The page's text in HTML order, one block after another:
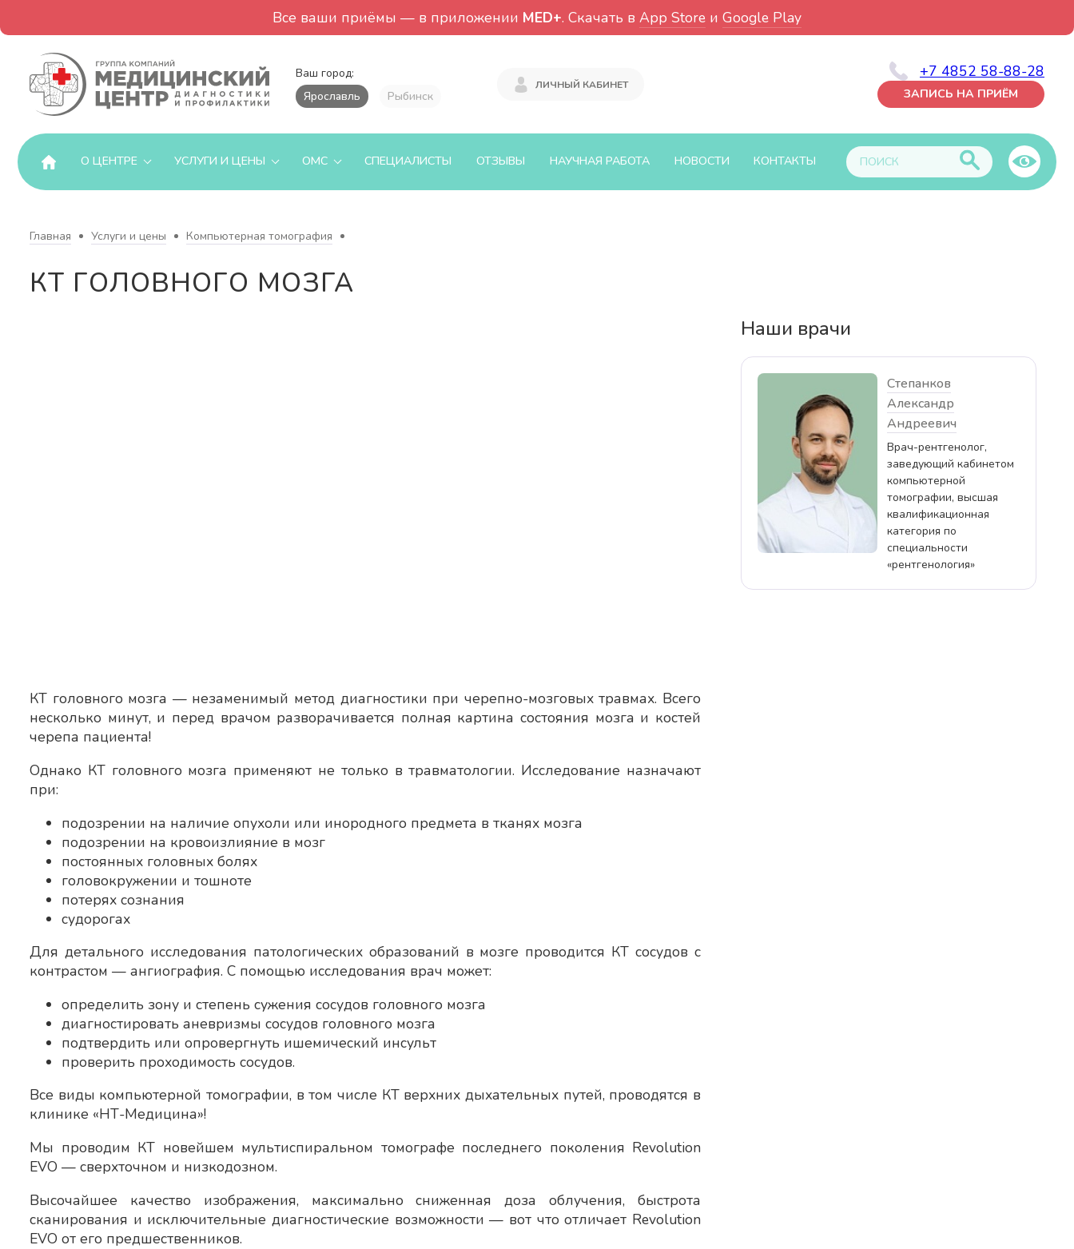
Все ваши приёмы — в приложении MED+. Скачать в App Store и Google Play
Ваш город:
Ярославль
Рыбинск
ЛИЧНЫЙ КАБИНЕТ
+7 4852 58-88-28
ЗАПИСЬ НА ПРИЁМ
О ЦЕНТРЕ УСЛУГИ И ЦЕНЫ ОМС СПЕЦИАЛИСТЫ ОТЗЫВЫ НАУЧНАЯ РАБОТА НОВОСТИ КОНТАКТЫ
Главная Услуги и цены Компьютерная томография
КТ ГОЛОВНОГО МОЗГА
КТ головного мозга — незаменимый метод диагностики при черепно-мозговых травмах. Всего
несколько минут, и перед врачом разворачивается полная картина состояния мозга и костей
черепа пациента!
Однако КТ головного мозга применяют не только в травматологии. Исследование назначают
при:
подозрении на наличие опухоли или инородного предмета в тканях мозга
подозрении на кровоизлияние в мозг
постоянных головных болях
головокружении и тошноте
потерях сознания
судорогах
Для детального исследования патологических образований в мозге проводится КТ сосудов с
контрастом — ангиография. С помощью исследования врач может:
определить зону и степень сужения сосудов головного мозга
диагностировать аневризмы сосудов головного мозга
подтвердить или опровергнуть ишемический инсульт
проверить проходимость сосудов.
Все виды компьютерной томографии, в том числе КТ верхних дыхательных путей, проводятся в
клинике «НТ-Медицина»!
Мы проводим КТ новейшем мультиспиральном томографе последнего поколения Revolution
EVO — сверхточном и низкодозном.
Высочайшее качество изображения, максимально сниженная доза облучения, быстрота
сканирования и исключительные диагностические возможности — вот что отличает Revolution
EVO от его предшественников.
Наши врачи
Степанков
Александр
Андреевич
Врач-рентгенолог,
заведующий кабинетом
компьютерной
томографии, высшая
квалификационная
категория по
специальности
«рентгенология»